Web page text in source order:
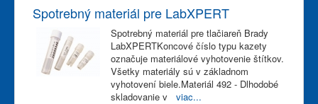
Spotrebný materiál pre LabXPERT
Spotrebný materiál pre tlačiareň Brady
LabXPERTKoncové číslo typu kazety
označuje materiálové vyhotovenie štítkov.
Všetky materiály sú v základnom
vyhotovení biele.Materiál 492 - Dlhodobé
skladovanie v viac...